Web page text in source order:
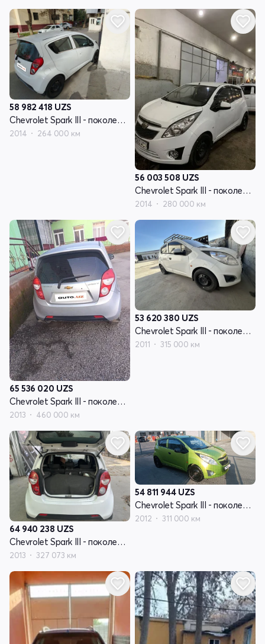
58 982 418 UZS
Chevrolet Spark III - поколение
2014 264 000 км
56 003 508 UZS
Chevrolet Spark III - поколение
2014 280 000 км
65 536 020 UZS
Chevrolet Spark III - поколение
2013 460 000 км
53 620 380 UZS
Chevrolet Spark III - поколение
2011 315 000 км
64 940 238 UZS
Chevrolet Spark III - поколение
2013 327 073 км
54 811 944 UZS
Chevrolet Spark III - поколение
2012 311 000 км